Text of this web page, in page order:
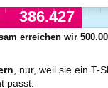
386.427
erreichen wir
, nur, weil sie ein T-
passt.